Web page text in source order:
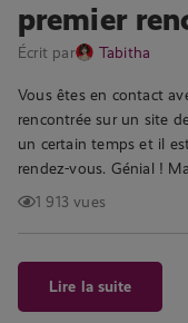
premier
Écrit par Tabitha
Vous êtes en contact
rencontrée sur un site
un certain temps et il
rendez-vous. Génial !
1 913 vues
Lire la suite